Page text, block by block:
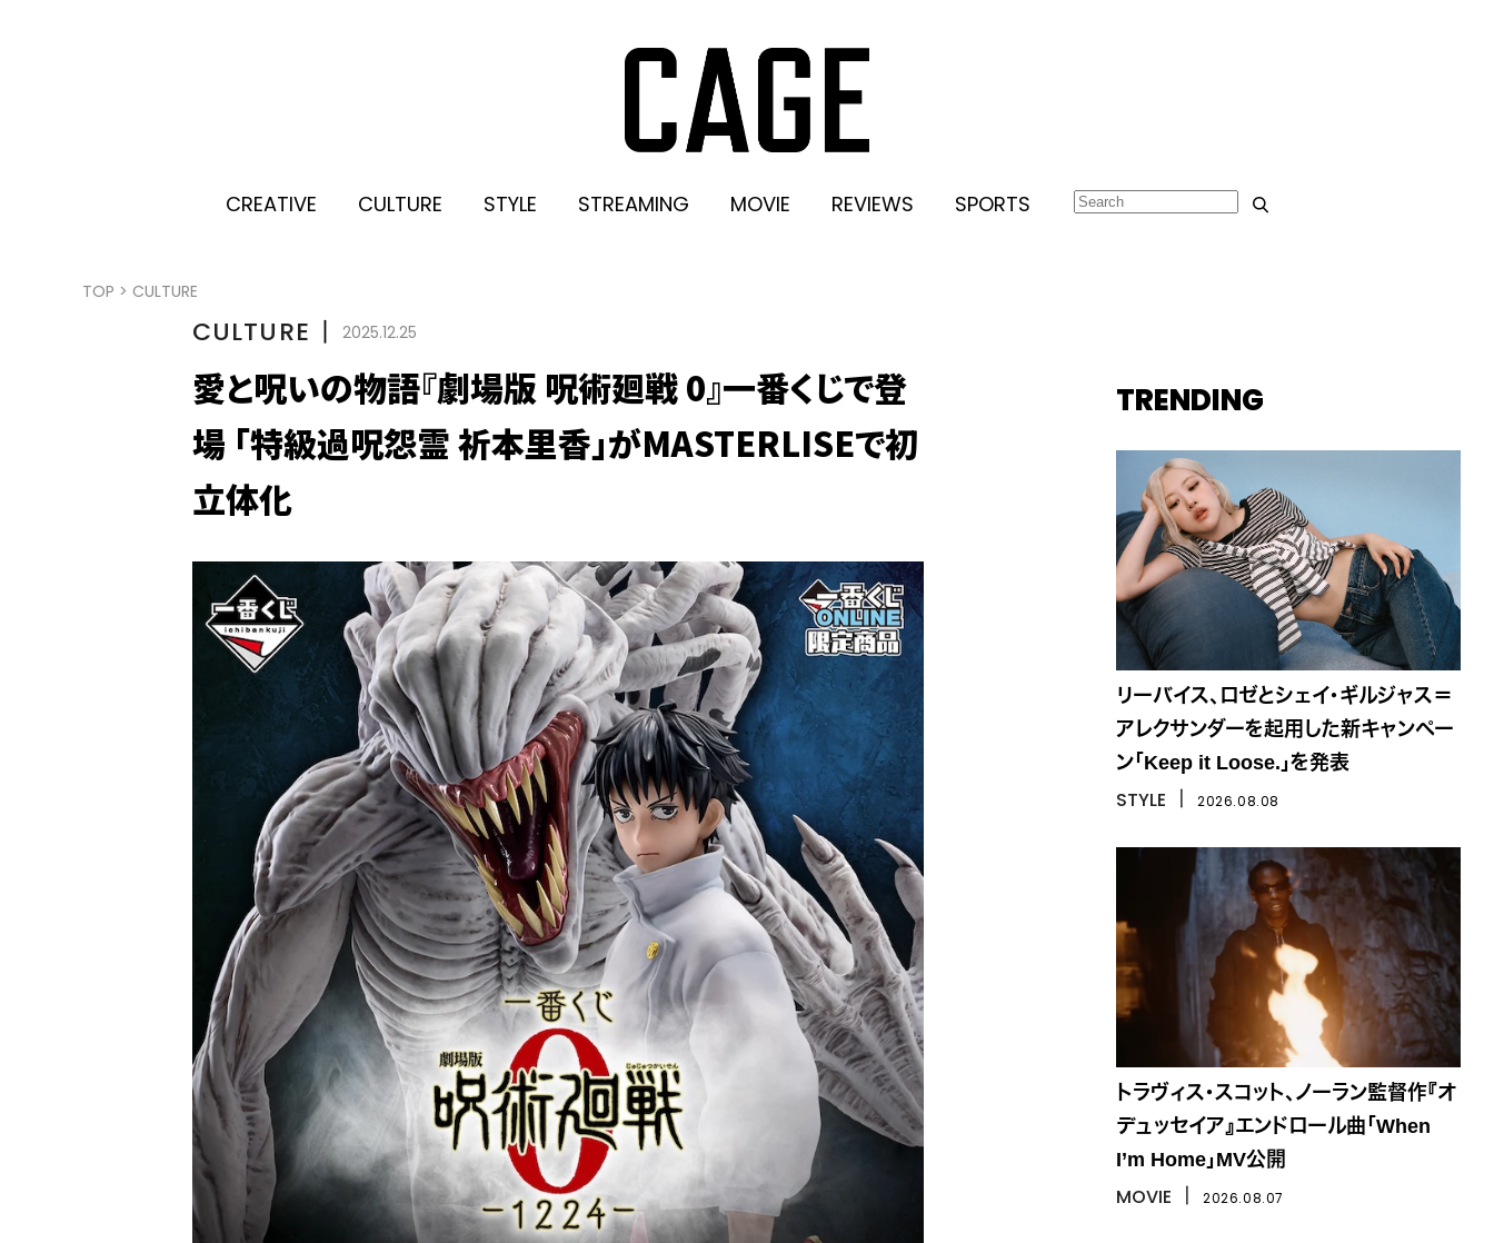
CREATIVE CULTURE STYLE STREAMING MOVIE REVIEWS SPORTS
TOP > CULTURE
CULTURE 丨 2025.12.25
愛と呪いの物語『劇場版 呪術廻戦 0』一番くじで登
場 「特級過呪怨霊 祈本里香」がMASTERLISEで初
立体化
TRENDING
リーバイス、ロゼとシェイ・ギルジャス＝
アレクサンダーを起用した新キャンペー
ン「Keep it Loose.」を発表
STYLE 2026.08.08
トラヴィス・スコット、ノーラン監督作『オ
デュッセイア』エンドロール曲「When
I’m Home」MV公開
MOVIE 2026.08.07